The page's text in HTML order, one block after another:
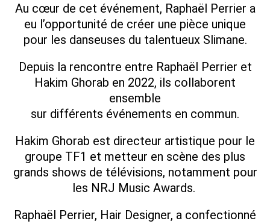
Au cœur de cet événement, Raphaël Perrier a
eu l’opportunité de créer une pièce unique
pour les danseuses du talentueux Slimane.
Depuis la rencontre entre Raphaël Perrier et
Hakim Ghorab en 2022, ils collaborent
ensemble
sur différents événements en commun.
Hakim Ghorab est directeur artistique pour le
groupe TF1 et metteur en scène des plus
grands shows de télévisions, notamment pour
les NRJ Music Awards.
Raphaël Perrier, Hair Designer, a confectionné